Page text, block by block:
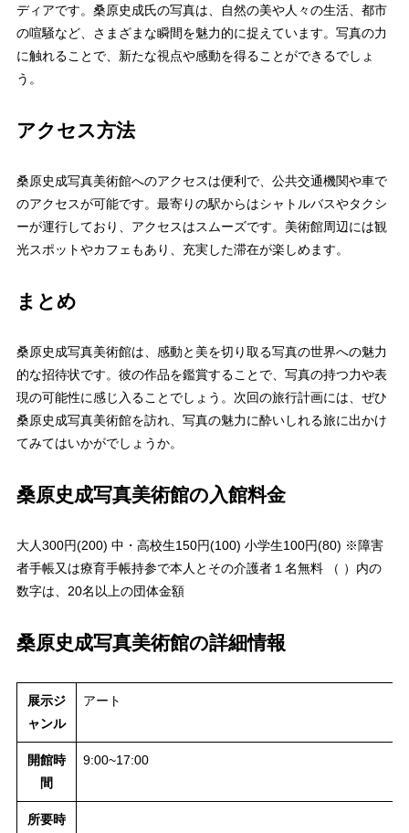
ディアです。桑原史成氏の写真は、自然の美や人々の生活、都市
の喧騒など、さまざまな瞬間を魅力的に捉えています。写真の力
に触れることで、新たな視点や感動を得ることができるでしょ
う。
アクセス方法
桑原史成写真美術館へのアクセスは便利で、公共交通機関や車で
のアクセスが可能です。最寄りの駅からはシャトルバスやタクシ
ーが運行しており、アクセスはスムーズです。美術館周辺には観
光スポットやカフェもあり、充実した滞在が楽しめます。
まとめ
桑原史成写真美術館は、感動と美を切り取る写真の世界への魅力
的な招待状です。彼の作品を鑑賞することで、写真の持つ力や表
現の可能性に感じ入ることでしょう。次回の旅行計画には、ぜひ
桑原史成写真美術館を訪れ、写真の魅力に酔いしれる旅に出かけ
てみてはいかがでしょうか。
桑原史成写真美術館の入館料金
大人300円(200) 中・高校生150円(100) 小学生100円(80) ※障害
者手帳又は療育手帳持参で本人とその介護者１名無料 （ ）内の
数字は、20名以上の団体金額
桑原史成写真美術館の詳細情報
展示ジ
ャンル
アート
開館時
間
9:00~17:00
所要時